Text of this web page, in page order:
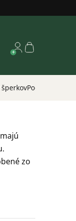
Nákupný
Podľa
zo